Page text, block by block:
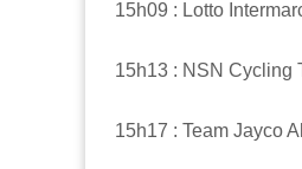
15h09 : Lotto
15h13 : NSN Cycling
15h17 : Team Jayco